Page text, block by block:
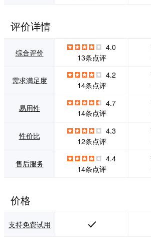
器人 实时监控客户
情绪，结合丰富的
对话策略，应答自
如。
评价详情
综合评价
4.0
13条点评
需求满足度
4.2
14条点评
易用性
4.7
14条点评
性价比
4.3
12条点评
售后服务
4.4
14条点评
价格
支持免费试用